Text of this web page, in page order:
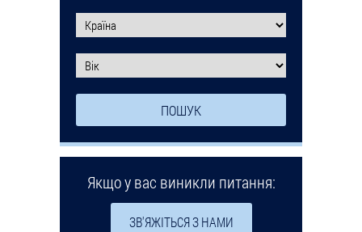
Якщо у вас виникли питання:
ЗВ'ЯЖІТЬСЯ З НАМИ